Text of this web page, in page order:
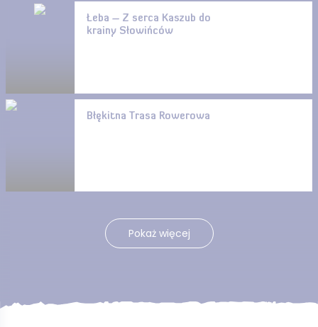
Łeba – Z serca Kaszub do
krainy Słowińców
Błękitna Trasa Rowerowa
Pokaż więcej